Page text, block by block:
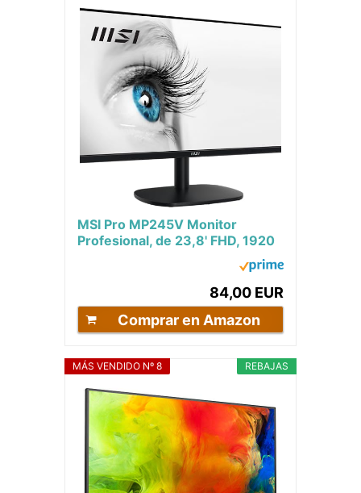
MSI Pro MP245V Monitor
Profesional, de 23,8' FHD, 1920
x 1080, 100 Hz, VA, Plano, Anti-
84,00 EUR
Comprar en Amazon
REBAJAS
MÁS VENDIDO Nº 8